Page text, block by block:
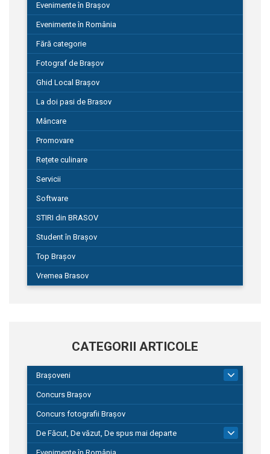
Evenimente în Brașov
Evenimente în România
Fără categorie
Fotograf de Brașov
Ghid Local Brașov
La doi pasi de Brasov
Mâncare
Promovare
Rețete culinare
Servicii
Software
STIRI din BRASOV
Student în Brașov
Top Brașov
Vremea Brasov
CATEGORII ARTICOLE
Brașoveni
Concurs Brașov
Concurs fotografii Brașov
De Făcut, De văzut, De spus mai departe
149